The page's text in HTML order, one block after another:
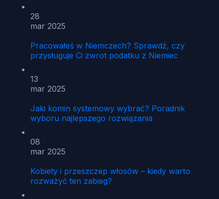
28
mar 2025
Pracowałeś w Niemczech? Sprawdź, czy
przysługuje Ci zwrot podatku z Niemiec
13
mar 2025
Jaki komin systemowy wybrać? Poradnik
wyboru najlepszego rozwiązania
08
mar 2025
Kobiety i przeszczep włosów – kiedy warto
rozważyć ten zabieg?